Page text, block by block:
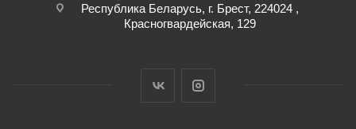
Республика Беларусь, г. Брест, 224024 ,
Красногвардейская, 129